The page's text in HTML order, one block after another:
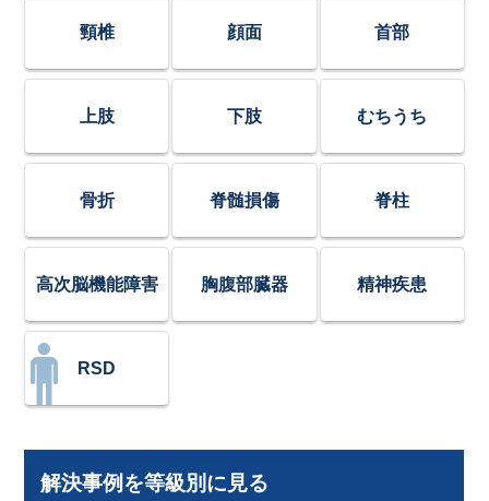
頸椎 顔面 首部
上肢 下肢 むちうち
骨折 脊髄損傷 脊柱
高次脳機能障害 胸腹部臓器 精神疾患
RSD
解決事例を等級別に見る